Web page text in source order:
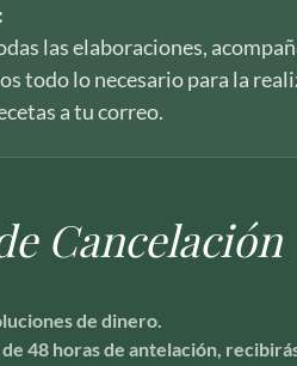
las elaboraciones,
todo lo necesario para la
a tu correo.
Cancelación
de dinero.
de 48 horas de antelación,